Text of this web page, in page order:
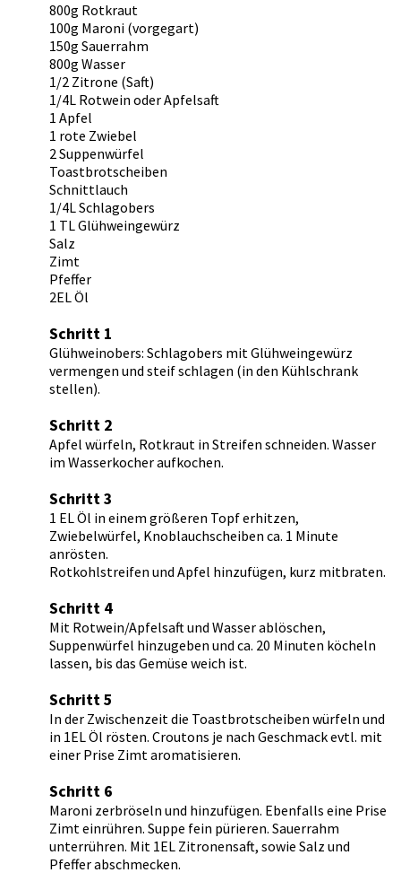
800g Rotkraut
100g Maroni (vorgegart)
150g Sauerrahm
800g Wasser
1/2 Zitrone (Saft)
1/4L Rotwein oder Apfelsaft
1 Apfel
1 rote Zwiebel
2 Suppenwürfel
Toastbrotscheiben
Schnittlauch
1/4L Schlagobers
1 TL Glühweingewürz
Salz
Zimt
Pfeffer
2EL Öl
Schritt 1
Glühweinobers: Schlagobers mit Glühweingewürz
vermengen und steif schlagen (in den Kühlschrank
stellen).
Schritt 2
Apfel würfeln, Rotkraut in Streifen schneiden. Wasser
im Wasserkocher aufkochen.
Schritt 3
1 EL Öl in einem größeren Topf erhitzen,
Zwiebelwürfel, Knoblauchscheiben ca. 1 Minute
anrösten.
Rotkohlstreifen und Apfel hinzufügen, kurz mitbraten.
Schritt 4
Mit Rotwein/Apfelsaft und Wasser ablöschen,
Suppenwürfel hinzugeben und ca. 20 Minuten köcheln
lassen, bis das Gemüse weich ist.
Schritt 5
In der Zwischenzeit die Toastbrotscheiben würfeln und
in 1EL Öl rösten. Croutons je nach Geschmack evtl. mit
einer Prise Zimt aromatisieren.
Schritt 6
Maroni zerbröseln und hinzufügen. Ebenfalls eine Prise
Zimt einrühren. Suppe fein pürieren. Sauerrahm
unterrühren. Mit 1EL Zitronensaft, sowie Salz und
Pfeffer abschmecken.